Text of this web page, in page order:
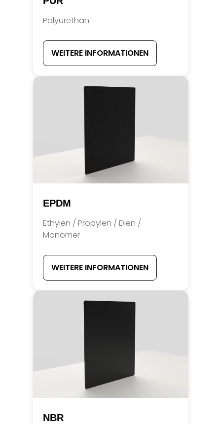
Polyurethan
WEITERE INFORMATIONEN
EPDM
Ethylen / Propylen / Dien /
Monomer
WEITERE INFORMATIONEN
NBR